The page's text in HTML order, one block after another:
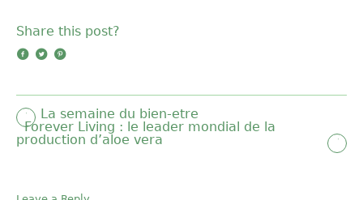
Share this post?
La semaine du bien-etre
Forever Living : le leader mondial de la
production d’aloe vera